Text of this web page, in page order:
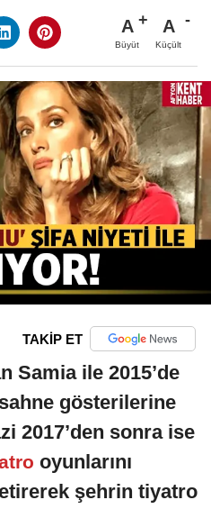
A
Büyüt
A
Küçült
TAKİP ET
Samia ile 2015’de
gösterilerine
2017’den sonra ise
oyunlarını
şehrin tiyatro